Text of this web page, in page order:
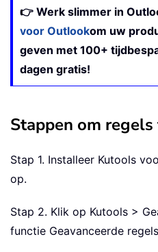
👉 Werk slimmer in
voor Outlookom uw
geven met 100+
dagen gratis!
Stappen om
Stap 1. Installeer Kutools
op.
Stap 2. Klik op Kutools >
functie Geavanceerde